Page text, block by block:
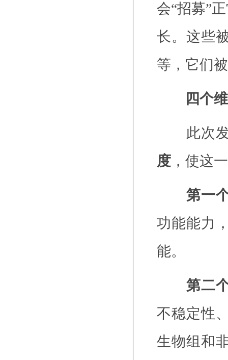
会“招募”
长。这些
等，它们
四个
此次
度 ，使这
第一
功能能力
能。
第二
不稳定性
生物组和